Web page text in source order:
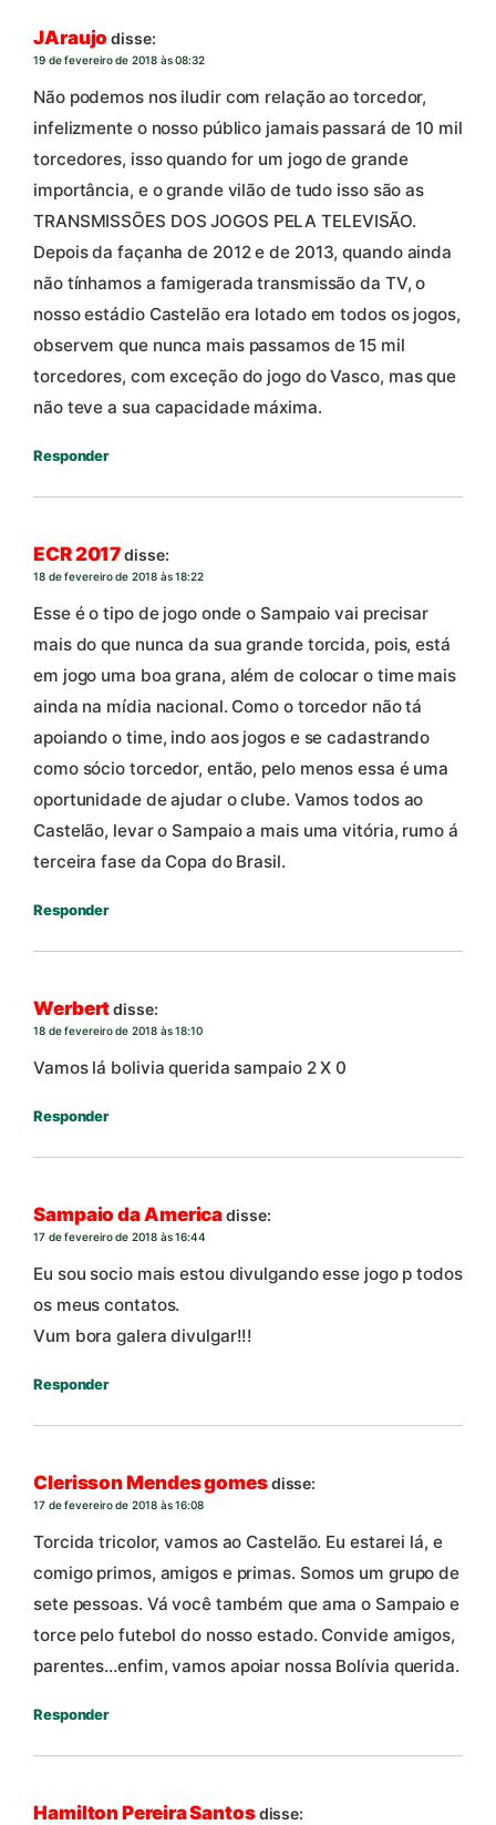
JAraujo disse:
19 de fevereiro de 2018 às 08:32
Não podemos nos iludir com relação ao torcedor,
infelizmente o nosso público jamais passará de 10 mil
torcedores, isso quando for um jogo de grande
importância, e o grande vilão de tudo isso são as
TRANSMISSÕES DOS JOGOS PELA TELEVISÃO.
Depois da façanha de 2012 e de 2013, quando ainda
não tínhamos a famigerada transmissão da TV, o
nosso estádio Castelão era lotado em todos os jogos,
observem que nunca mais passamos de 15 mil
torcedores, com exceção do jogo do Vasco, mas que
não teve a sua capacidade máxima.
Responder
ECR 2017disse:
18 de fevereiro de 2018 às 18:22
Esse é o tipo de jogo onde o Sampaio vai precisar
mais do que nunca da sua grande torcida, pois, está
em jogo uma boa grana, além de colocar o time mais
ainda na mídia nacional. Como o torcedor não tá
apoiando o time, indo aos jogos e se cadastrando
como sócio torcedor, então, pelo menos essa é uma
oportunidade de ajudar o clube. Vamos todos ao
Castelão, levar o Sampaio a mais uma vitória, rumo á
terceira fase da Copa do Brasil.
Responder
Werbertdisse:
18 de fevereiro de 2018 às 18:10
Vamos lá bolivia querida sampaio 2 X 0
Responder
Sampaio da Americadisse:
17 de fevereiro de 2018 às 16:44
Eu sou socio mais estou divulgando esse jogo p todos
os meus contatos.
Vum bora galera divulgar!!!
Responder
Clerisson Mendes gomesdisse:
17 de fevereiro de 2018 às 16:08
Torcida tricolor, vamos ao Castelão. Eu estarei lá, e
comigo primos, amigos e primas. Somos um grupo de
sete pessoas. Vá você também que ama o Sampaio e
torce pelo futebol do nosso estado. Convide amigos,
parentes…enfim, vamos apoiar nossa Bolívia querida.
Responder
Hamilton Pereira Santosdisse: